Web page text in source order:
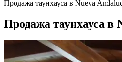
Продажа таунхауса в Nueva
Продажа таунхауса в